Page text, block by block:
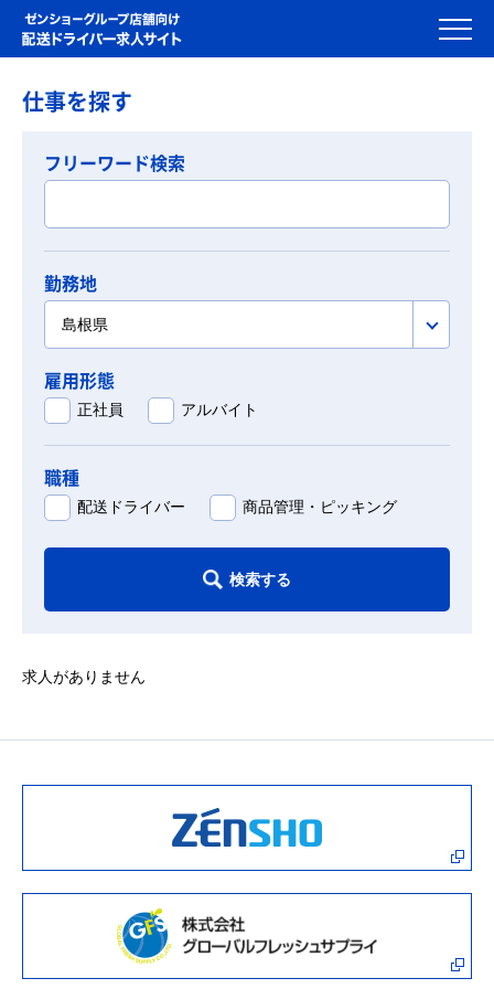
仕事を探す
フリーワード検索
勤務地
島根県
雇用形態
正社員 アルバイト
職種
配送ドライバー 商品管理・ピッキング
検索する
求人がありません